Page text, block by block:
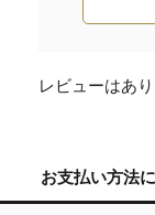
レビューはあり
お支払い方法